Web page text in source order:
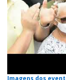
Imagens dos